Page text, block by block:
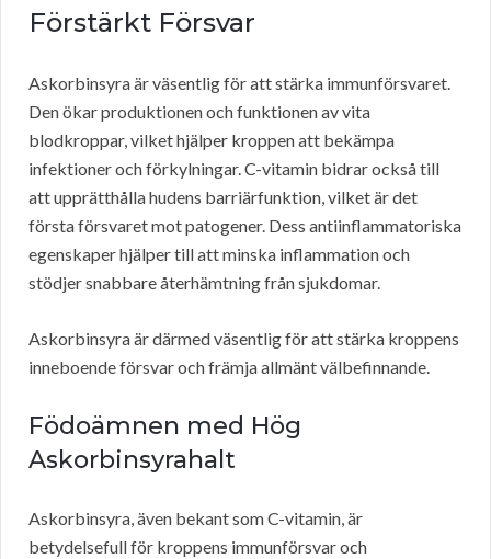
Förstärkt Försvar
Askorbinsyra är väsentlig för att stärka immunförsvaret.
Den ökar produktionen och funktionen av vita
blodkroppar, vilket hjälper kroppen att bekämpa
infektioner och förkylningar. C-vitamin bidrar också till
att upprätthålla hudens barriärfunktion, vilket är det
första försvaret mot patogener. Dess antiinflammatoriska
egenskaper hjälper till att minska inflammation och
stödjer snabbare återhämtning från sjukdomar.
Askorbinsyra är därmed väsentlig för att stärka kroppens
inneboende försvar och främja allmänt välbefinnande.
Födoämnen med Hög
Askorbinsyrahalt
Askorbinsyra, även bekant som C-vitamin, är
betydelsefull för kroppens immunförsvar och